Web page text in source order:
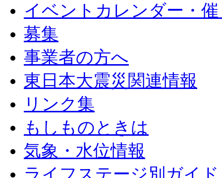
イベントカレンダー・
募集
事業者の方へ
東日本大震災関連情報
リンク集
もしものときは
気象・水位情報